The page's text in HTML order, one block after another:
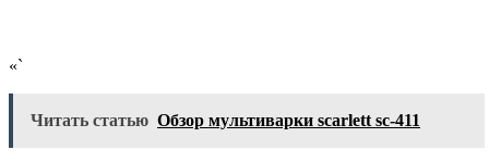
«`
Читать статью Обзор мультиварки scarlett sc-411